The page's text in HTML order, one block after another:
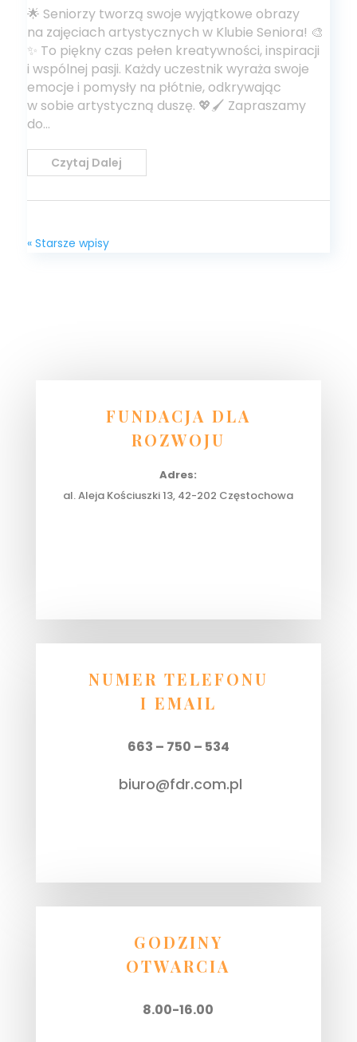
🌟 Seniorzy tworzą swoje wyjątkowe obrazy
na zajęciach artystycznych w Klubie Seniora! 🎨
✨ To piękny czas pełen kreatywności, inspiracji
i wspólnej pasji. Każdy uczestnik wyraża swoje
emocje i pomysły na płótnie, odkrywając
w sobie artystyczną duszę. 💖🖌️ Zapraszamy
do...
Czytaj Dalej
« Starsze wpisy
FUNDACJA DLA
ROZWOJU
Adres:
al. Aleja Kościuszki 13, 42-202 Częstochowa
NUMER TELEFONU
I EMAIL
663 – 750 – 534
biuro@fdr.com.pl
GODZINY
OTWARCIA
8.00-16.00